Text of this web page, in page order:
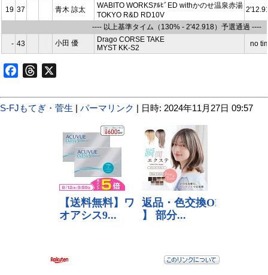
19 37 青木 諒太
WABITO WORKSｱﾙﾋﾞED withかのせ温泉赤湯
TOKYO R&D RD10V
---- 以上基準タイム（130% - 2'42.918）予選通過 ----
- 43 小田 優
Drago CORSE TAKE
MYST KK-S2
no
FacebookThreads
S-FJもてぎ・菅生 | パーマリンク | 日時: 2024年11月27日 09:57